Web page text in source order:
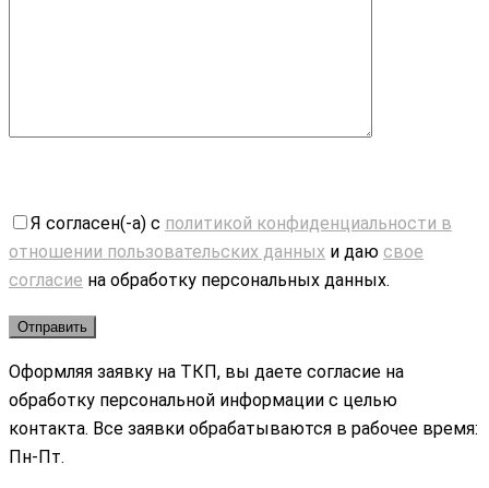
Я согласен(-а) с политикой конфиденциальности в
отношении пользовательских данных и даю свое
согласие на обработку персональных данных.
Оформляя заявку на ТКП, вы даете согласие на
обработку персональной информации с целью
контакта. Все заявки обрабатываются в рабочее время:
Пн-Пт.